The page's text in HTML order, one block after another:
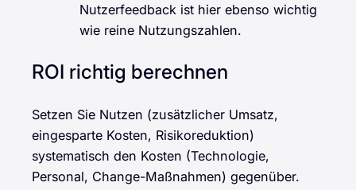
Nutzerfeedback ist hier ebenso wichtig
wie reine Nutzungszahlen.
ROI richtig berechnen
Setzen Sie Nutzen (zusätzlicher Umsatz,
eingesparte Kosten, Risikoreduktion)
systematisch den Kosten (Technologie,
Personal, Change-Maßnahmen) gegenüber.